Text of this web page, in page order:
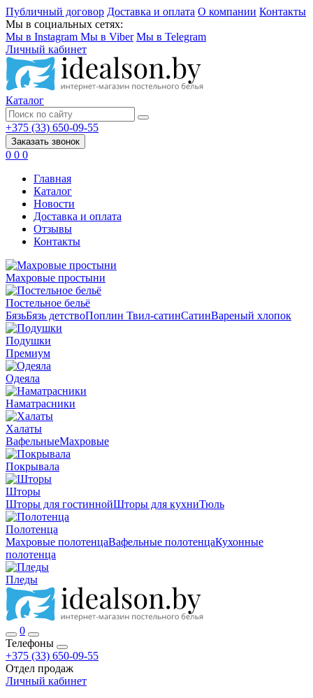
Публичный договор Доставка и оплата О компании Контакты
Мы в социальных сетях:
Мы в Instagram Мы в Viber Мы в Telegram
Личный кабинет
Каталог
+375 (33) 650-09-55
Заказать звонок
0 0 0
Главная
Каталог
Новости
Доставка и оплата
Отзывы
Контакты
Махровые простыни
Постельное бельё
БязьБязь детствоПоплин Твил-сатинСатинВареный хлопок
Подушки
Премиум
Одеяла
Наматрасники
Халаты
ВафельныеМахровые
Покрывала
Шторы
Шторы для гостиннойШторы для кухниТюль
Полотенца
Махровые полотенцаВафельные полотенцаКухонные
полотенца
Пледы
0
Телефоны
+375 (33) 650-09-55
Отдел продаж
Личный кабинет